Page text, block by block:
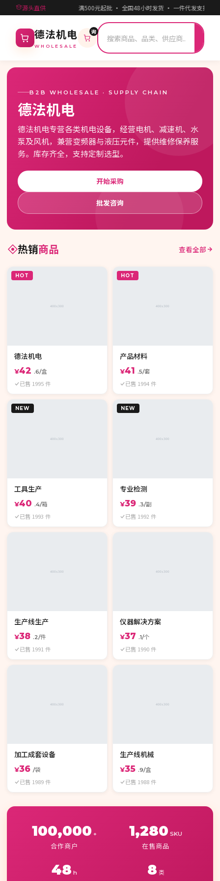
源头直供 满500元起批 · 全国48小时发货 · 一件代发支持 ·
德法机电
WHOLESALE
询
B2B WHOLESALE · SUPPLY CHAIN
德法机电
德法机电专营各类机电设备，经营电机、减速机、水
泵及风机，兼营变频器与液压元件，提供维修保养服
务。库存齐全，支持定制选型。
开始采购
批发咨询
热销商品 查看全部
HOT
德法机电
¥42 .6/盒
已售 1995 件
HOT
产品材料
¥41 .5/套
已售 1994 件
NEW
工具生产
¥40 .4/箱
已售 1993 件
NEW
专业检测
¥39 .3/副
已售 1992 件
生产线生产
¥38 .2/件
已售 1991 件
仪器解决方案
¥37 .1/个
已售 1990 件
加工成套设备
¥36 /袋
已售 1989 件
生产线机械
¥35 .9/盒
已售 1988 件
100,000 +
合作商户
1,280 SKU
在售商品
48 h 8 类